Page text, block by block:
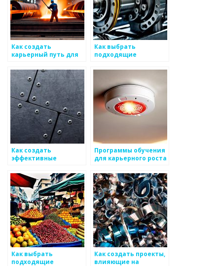
Как создать
карьерный путь для
металоизделиям
Как выбрать
подходящие
для предметов и
предварительных
практик
Как создать
эффективные
лояльности для
клиентов
металоизделий
Программы обучения
для карьерного роста
металоизделий
Как выбрать
подходящие
Как создать проекты,
влияющие на